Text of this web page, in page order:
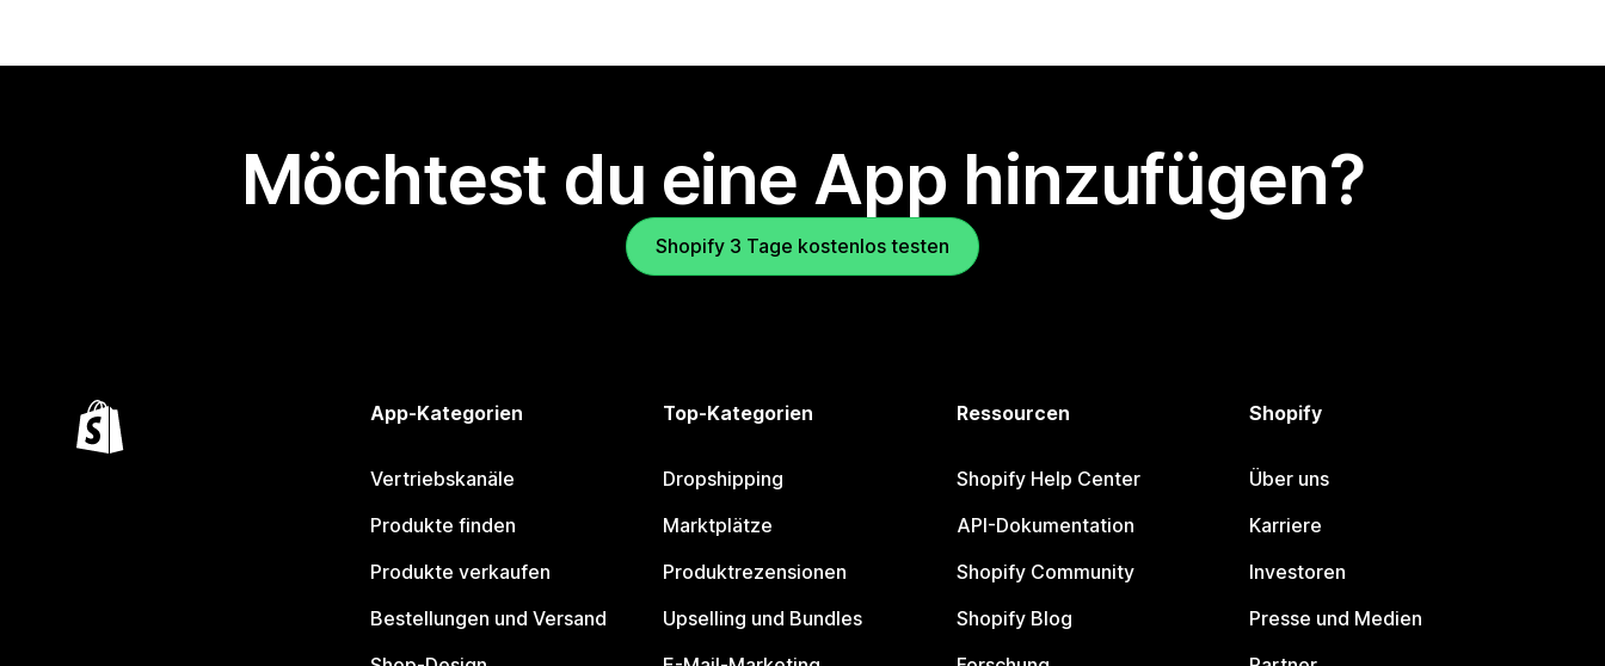
Möchtest du eine App hinzufügen?
Shopify 3 Tage kostenlos testen
App-Kategorien
Vertriebskanäle
Produkte finden
Produkte verkaufen
Bestellungen und Versand
Top-Kategorien
Dropshipping
Marktplätze
Produktrezensionen
Upselling und Bundles
Ressourcen
Shopify Help Center
API-Dokumentation
Shopify Community
Shopify Blog
Shopify
Über uns
Karriere
Investoren
Presse und Medien